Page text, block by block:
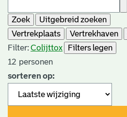
Zoek
Uitgebreid zoeken
Vertrekplaats
Vertrekhaven
Filter: Colijttox
Filters legen
12 personen
sorteren op: